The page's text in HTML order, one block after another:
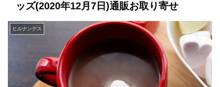
ッズ(2020年12月7日)通販お取り寄せ
ヒルナンデス